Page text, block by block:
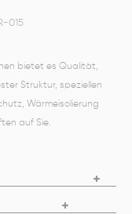
015
bietet es Qualität,
Struktur, speziellen
Wärmeisolierung
auf Sie.